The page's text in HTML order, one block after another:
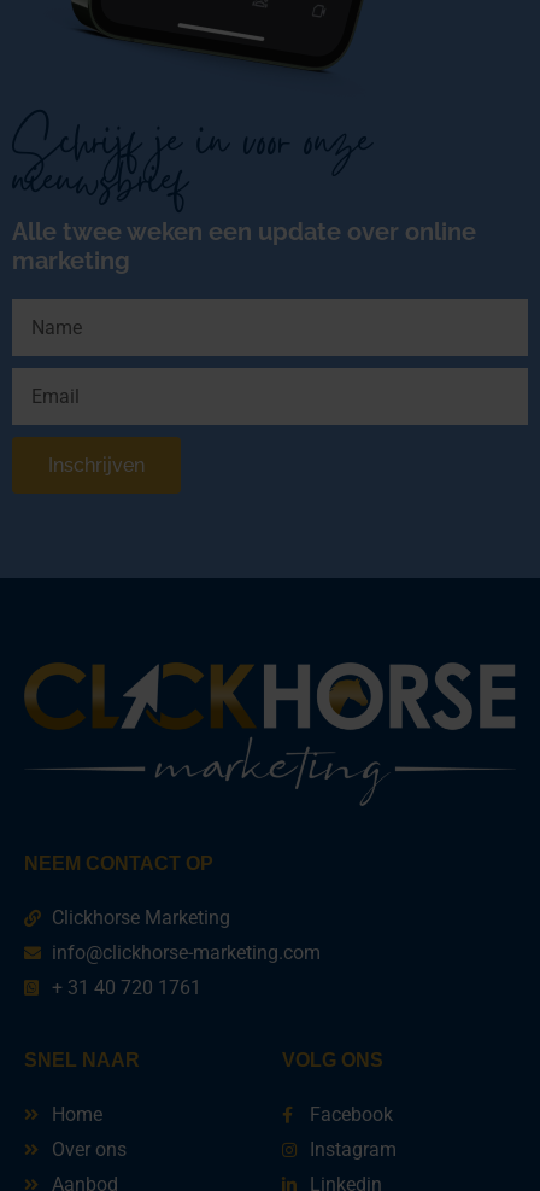
Schrijf je in voor onze
nieuwsbrief
Alle twee weken een update over online
marketing
Inschrijven
NEEM CONTACT OP
Clickhorse Marketing
info@clickhorse-marketing.com
+ 31 40 720 1761
SNEL NAAR
Home
Over ons
Aanbod
VOLG ONS
Facebook
Instagram
Linkedin